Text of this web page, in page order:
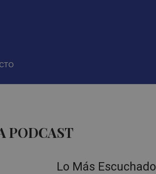
PODCAST
Lo Más Escuchado